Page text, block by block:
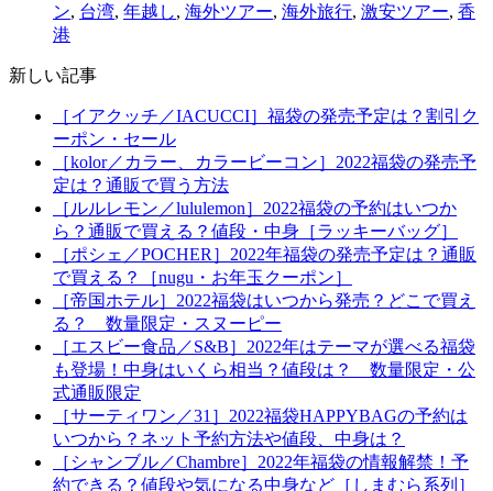
ン, 台湾, 年越し, 海外ツアー, 海外旅行, 激安ツアー, 香
港
新しい記事
［イアクッチ／IACUCCI］福袋の発売予定は？割引ク
ーポン・セール
［kolor／カラー、カラービーコン］2022福袋の発売予
定は？通販で買う方法
［ルルレモン／lululemon］2022福袋の予約はいつか
ら？通販で買える？値段・中身［ラッキーバッグ］
［ポシェ／POCHER］2022年福袋の発売予定は？通販
で買える？［nugu・お年玉クーポン］
［帝国ホテル］2022福袋はいつから発売？どこで買え
る？ 数量限定・スヌーピー
［エスビー食品／S&B］2022年はテーマが選べる福袋
も登場！中身はいくら相当？値段は？ 数量限定・公
式通販限定
［サーティワン／31］2022福袋HAPPYBAGの予約は
いつから？ネット予約方法や値段、中身は？
［シャンブル／Chambre］2022年福袋の情報解禁！予
約できる？値段や気になる中身など［しまむら系列］